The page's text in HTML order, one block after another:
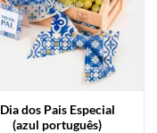
Dia dos Pais Especial
(azul português)